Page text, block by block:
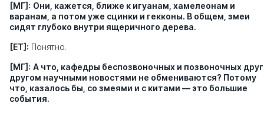
[МГ]: Они, кажется, ближе к игуанам, хамелеонам и
варанам, а потом уже сцинки и гекконы. В общем, змеи
сидят глубоко внутри ящеричного дерева.
[ЕТ]: Понятно.
[МГ]: А что, кафедры беспозвоночных и позвоночных друг
другом научными новостями не обмениваются? Потому
что, казалось бы, со змеями и с китами — это большие
события.